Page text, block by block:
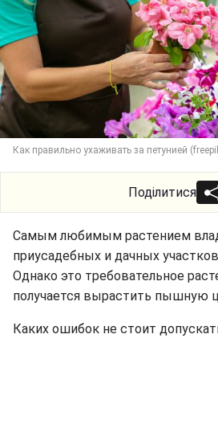
Как правильно ухаживать за петунией
Поділитися
Самым любимым растением
приусадебных и дачных
Однако это требовательное
получается вырастить пышную
Каких ошибок не стоит